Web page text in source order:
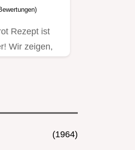
Rezept ist
Wir zeigen,
(1964)